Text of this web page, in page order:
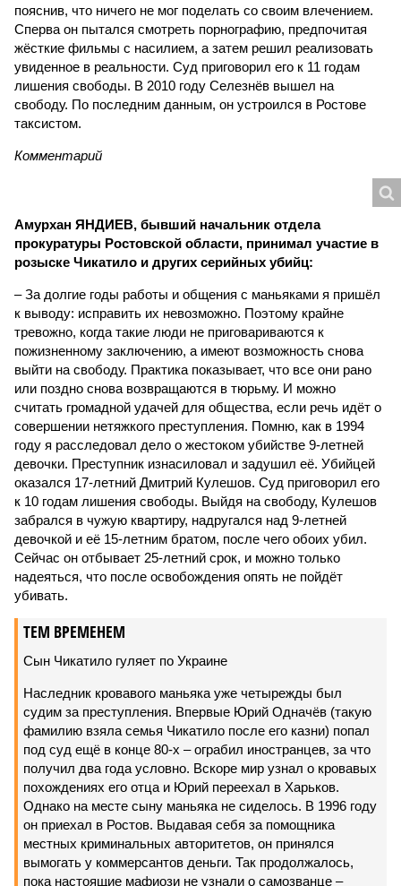
пояснив, что ничего не мог поделать со своим влечением.
Сперва он пытался смотреть порнографию, предпочитая
жёсткие фильмы с насилием, а затем решил реализовать
увиденное в реальности. Суд приговорил его к 11 годам
лишения свободы. В 2010 году Селезнёв вышел на
свободу. По последним данным, он устроился в Ростове
таксистом.
Комментарий
Амурхан ЯНДИЕВ, бывший начальник отдела
прокуратуры Ростовской области, принимал участие в
розыске Чикатило и других серийных убийц:
– За долгие годы работы и общения с маньяками я пришёл
к выводу: исправить их невозможно. Поэтому крайне
тревожно, когда такие люди не приговариваются к
пожизненному заключению, а имеют возможность снова
выйти на свободу. Практика показывает, что все они рано
или поздно снова возвращаются в тюрьму. И можно
считать громадной удачей для общества, если речь идёт о
совершении нетяжкого преступления. Помню, как в 1994
году я расследовал дело о жестоком убийстве 9-летней
девочки. Преступник изнасиловал и задушил её. Убийцей
оказался 17-летний Дмитрий Кулешов. Суд приговорил его
к 10 годам лишения свободы. Выйдя на свободу, Кулешов
забрался в чужую квартиру, надругался над 9-летней
девочкой и её 15-летним братом, после чего обоих убил.
Сейчас он отбывает 25-летний срок, и можно только
надеяться, что после освобождения опять не пойдёт
убивать.
ТЕМ ВРЕМЕНЕМ
Сын Чикатило гуляет по Украине
Наследник кровавого маньяка уже четырежды был
судим за преступления. Впервые Юрий Одначёв (такую
фамилию взяла семья Чикатило после его казни) попал
под суд ещё в конце 80-х – ограбил иностранцев, за что
получил два года условно. Вскоре мир узнал о кровавых
похождениях его отца и Юрий переехал в Харьков.
Однако на месте сыну маньяка не сиделось. В 1996 году
он приехал в Ростов. Выдавая себя за помощника
местных криминальных авторитетов, он принялся
вымогать у коммерсантов деньги. Так продолжалось,
пока настоящие мафиози не узнали о самозванце –